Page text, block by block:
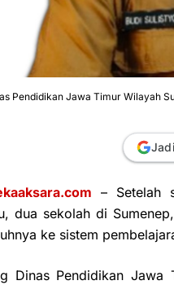
Pendidikan Jawa Timur Wilayah
– Setelah
dua sekolah di
ke sistem
Dinas Pendidikan Jawa